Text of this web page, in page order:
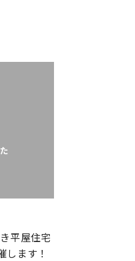
平屋住宅
ます！